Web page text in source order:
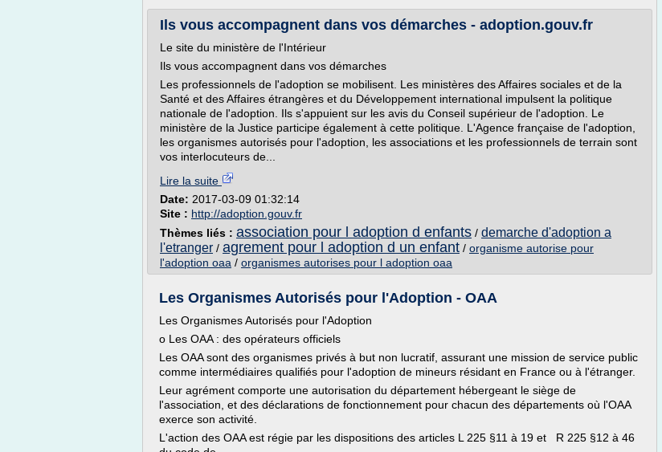
Ils vous accompagnent dans vos démarches - adoption.gouv.fr
Le site du ministère de l'Intérieur
Ils vous accompagnent dans vos démarches
Les professionnels de l'adoption se mobilisent. Les ministères des Affaires sociales et de la
Santé et des Affaires étrangères et du Développement international impulsent la politique
nationale de l'adoption. Ils s'appuient sur les avis du Conseil supérieur de l'adoption. Le
ministère de la Justice participe également à cette politique. L'Agence française de l'adoption,
les organismes autorisés pour l'adoption, les associations et les professionnels de terrain sont
vos interlocuteurs de...
Lire la suite
Date: 2017-03-09 01:32:14
Site : http://adoption.gouv.fr
Thèmes liés : association pour l adoption d enfants / demarche d'adoption a
l'etranger / agrement pour l adoption d un enfant / organisme autorise pour
l'adoption oaa / organismes autorises pour l adoption oaa
Les Organismes Autorisés pour l'Adoption - OAA
Les Organismes Autorisés pour l'Adoption
o Les OAA : des opérateurs officiels
Les OAA sont des organismes privés à but non lucratif, assurant une mission de service public
comme intermédiaires qualifiés pour l'adoption de mineurs résidant en France ou à l'étranger.
Leur agrément comporte une autorisation du département hébergeant le siège de
l'association, et des déclarations de fonctionnement pour chacun des départements où l'OAA
exerce son activité.
L'action des OAA est régie par les dispositions des articles L 225 §11 à 19 et R 225 §12 à 46